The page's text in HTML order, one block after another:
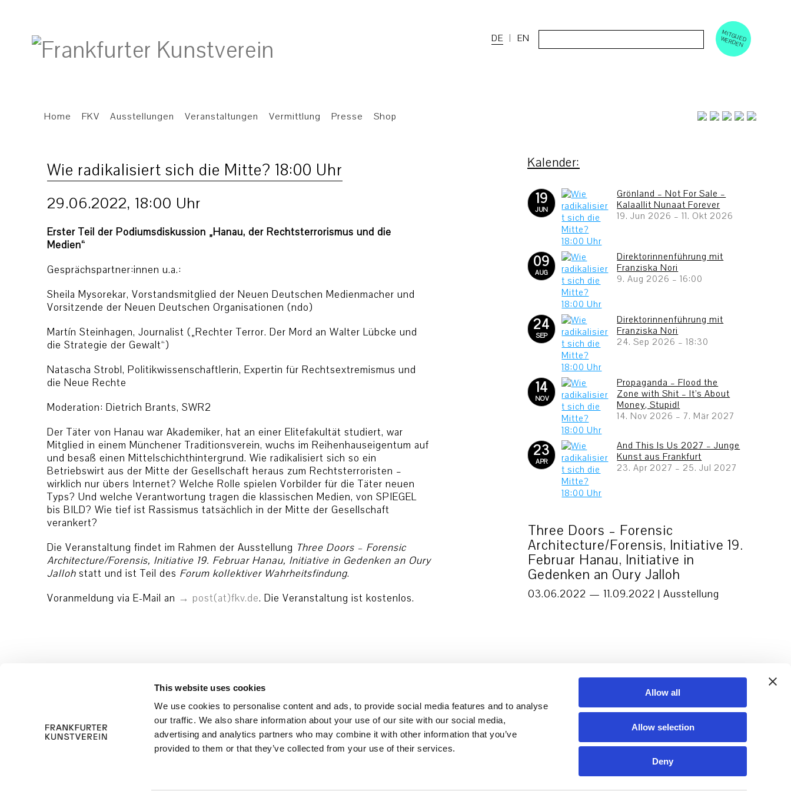
This website uses cookies
We use cookies to personalise content and ads, to provide social media features and to analyse
our traffic. We also share information about your use of our site with our social media,
advertising and analytics partners who may combine it with other information that you’ve
provided to them or that they’ve collected from your use of their services.
Allow all
Allow selection
Deny
M
ITGLIED W
ERD
EN
DE EN
Home FKV Ausstellungen Veranstaltungen Vermittlung Presse Shop
Wie radikalisiert sich die Mitte? 18:00 Uhr
29.06.2022, 18:00 Uhr
Erster Teil der Podiumsdiskussion „Hanau, der Rechtsterrorismus und die
Medien“
Gesprächspartner:innen u.a.:
Sheila Mysorekar, Vorstandsmitglied der Neuen Deutschen Medienmacher und
Vorsitzende der Neuen Deutschen Organisationen (ndo)
Martín Steinhagen, Journalist („Rechter Terror. Der Mord an Walter Lübcke und
die Strategie der Gewalt“)
Natascha Strobl, Politikwissenschaftlerin, Expertin für Rechtsextremismus und
die Neue Rechte
Moderation: Dietrich Brants, SWR2
Der Täter von Hanau war Akademiker, hat an einer Elitefakultät studiert, war
Mitglied in einem Münchener Traditionsverein, wuchs im Reihenhauseigentum auf
und besaß einen Mittelschichthintergrund. Wie radikalisiert sich so ein
Betriebswirt aus der Mitte der Gesellschaft heraus zum Rechtsterroristen –
wirklich nur übers Internet? Welche Rolle spielen Vorbilder für die Täter neuen
Typs? Und welche Verantwortung tragen die klassischen Medien, von SPIEGEL
bis BILD? Wie tief ist Rassismus tatsächlich in der Mitte der Gesellschaft
verankert?
Die Veranstaltung findet im Rahmen der Ausstellung Three Doors – Forensic
Architecture/Forensis, Initiative 19. Februar Hanau, Initiative in Gedenken an Oury
Jalloh statt und ist Teil des Forum kollektiver Wahrheitsfindung.
Voranmeldung via E-Mail an
post(at)fkv.de. Die Veranstaltung ist kostenlos.
19
JUN
Grönland – Not For Sale –
Kalaallit Nunaat Forever
19. Jun 2026 –11. Okt 2026
09
AUG
Direktorinnenführung mit
Franziska Nori
9. Aug 2026 –16:00
24
SEP
Direktorinnenführung mit
Franziska Nori
24. Sep 2026 –18:30
14
NOV
Propaganda – Flood the
Zone with Shit – It’s About
Money, Stupid!
14. Nov 2026 –7. Mär 2027
23
APR
And This Is Us 2027 – Junge
Kunst aus Frankfurt
23. Apr 2027 –25. Jul 2027
Three Doors – Forensic
Architecture/Forensis, Initiative 19.
Februar Hanau, Initiative in
Gedenken an Oury Jalloh
03.06.2022 — 11.09.2022 | Ausstellung